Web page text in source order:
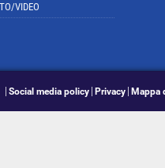
VIDEO
Social media policy Privacy Mappa